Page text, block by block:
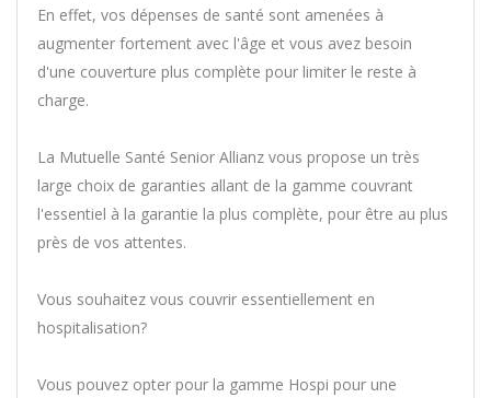
En effet, vos dépenses de santé sont amenées à
augmenter fortement avec l'âge et vous avez besoin
d'une couverture plus complète pour limiter le reste à
charge.
La Mutuelle Santé Senior Allianz vous propose un très
large choix de garanties allant de la gamme couvrant
l'essentiel à la garantie la plus complète, pour être au plus
près de vos attentes.
Vous souhaitez vous couvrir essentiellement en
hospitalisation?
Vous pouvez opter pour la gamme Hospi pour une